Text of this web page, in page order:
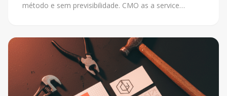
método e sem previsibilidade. CMO as a service
quanto custa na prática.